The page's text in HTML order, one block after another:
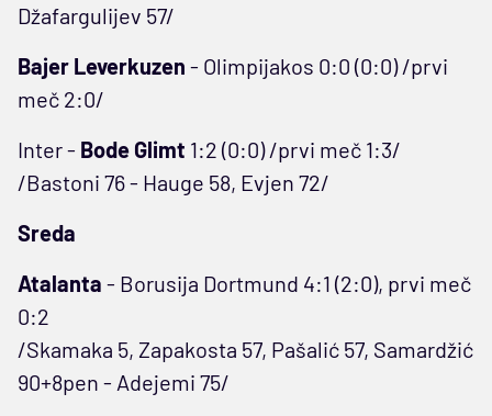
Džafargulijev 57/
Bajer Leverkuzen - Olimpijakos 0:0 (0:0) /prvi
meč 2:0/
Inter - Bode Glimt 1:2 (0:0) /prvi meč 1:3/
/Bastoni 76 - Hauge 58, Evjen 72/
Sreda
Atalanta - Borusija Dortmund 4:1 (2:0), prvi meč
0:2
/Skamaka 5, Zapakosta 57, Pašalić 57, Samardžić
90+8pen - Adejemi 75/